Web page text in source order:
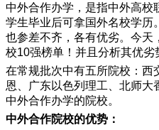
中外合作办学，是指中外高校
学生毕业后可拿国外名校学历
也参差不齐，各有优劣。今天
校10强榜单！并且分析其优劣
在常规批次中有五所院校：西
恩、广东以色列理工、北师
中外合作办学的院校。
中外合作院校的优势：